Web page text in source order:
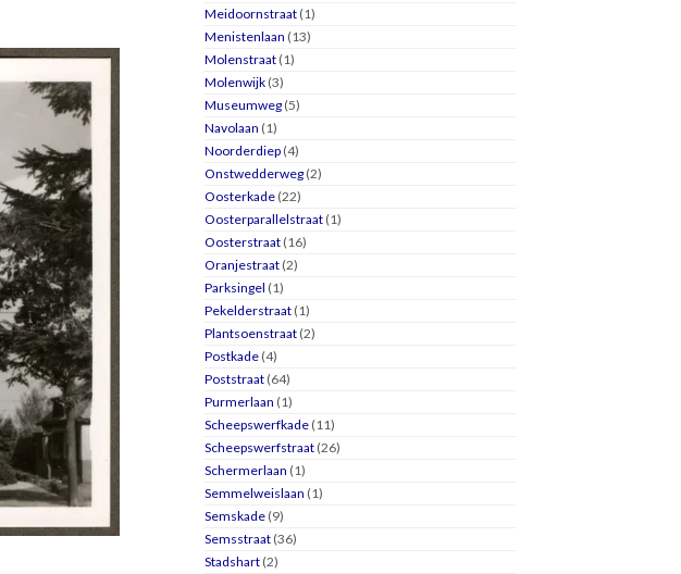
Meidoornstraat (1)
Menistenlaan (13)
Molenstraat (1)
Molenwijk (3)
Museumweg (5)
Navolaan (1)
Noorderdiep (4)
Onstwedderweg (2)
Oosterkade (22)
Oosterparallelstraat (1)
Oosterstraat (16)
Oranjestraat (2)
Parksingel (1)
Pekelderstraat (1)
Plantsoenstraat (2)
Postkade (4)
Poststraat (64)
Purmerlaan (1)
Scheepswerfkade (11)
Scheepswerfstraat (26)
Schermerlaan (1)
Semmelweislaan (1)
Semskade (9)
Semsstraat (36)
Stadshart (2)